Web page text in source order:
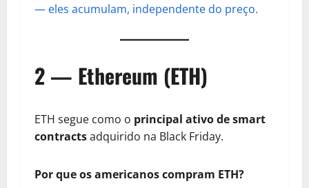
— eles acumulam, independente do preço.
2 — Ethereum (ETH)
ETH segue como o principal ativo de smart
contractsadquirido na Black Friday.
Por que os americanos compram ETH?